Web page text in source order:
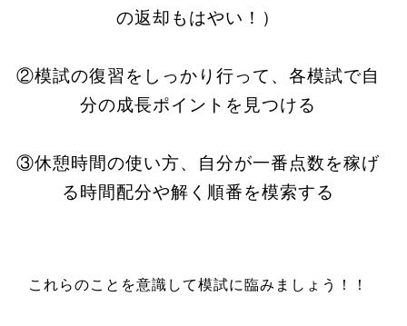
の返却もはやい！）
②模試の復習をしっかり行って、各模試で自
分の成長ポイントを見つける
③休憩時間の使い方、自分が一番点数を稼げ
る時間配分や解く順番を模索する
これらのことを意識して模試に臨みましょう！！